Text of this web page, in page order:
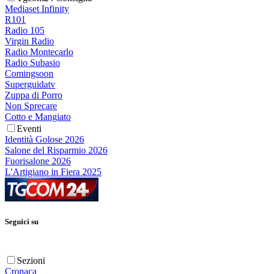
Mediaset Infinity
R101
Radio 105
Virgin Radio
Radio Montecarlo
Radio Subasio
Comingsoon
Superguidatv
Zuppa di Porro
Non Sprecare
Cotto e Mangiato
Eventi
Identità Golose 2026
Salone del Risparmio 2026
Fuorisalone 2026
L'Artigiano in Fiera 2025
Seguici su
Sezioni
Cronaca